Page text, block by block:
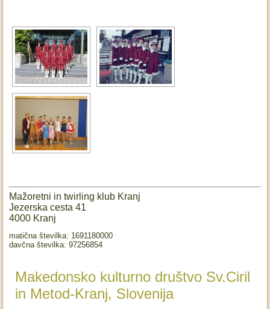
Mažoretni in twirling klub Kranj
Jezerska cesta 41
4000 Kranj
matična številka: 1691180000
davčna številka: 97256854
Makedonsko kulturno društvo Sv.Ciril
in Metod-Kranj, Slovenija